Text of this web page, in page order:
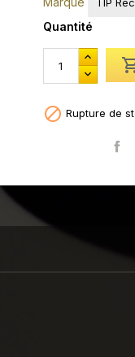
TIP
Quantité
 Rupture de